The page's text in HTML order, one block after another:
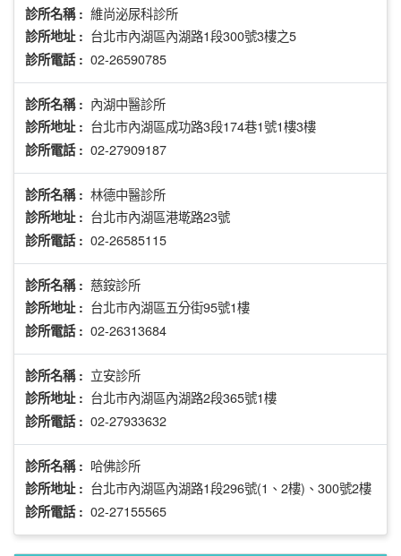
診所名稱 : 維尚泌尿科診所
診所地址 : 台北市內湖區內湖路1段300號3樓之5
診所電話 : 02-26590785
診所名稱 : 內湖中醫診所
診所地址 : 台北市內湖區成功路3段174巷1號1樓3樓
診所電話 : 02-27909187
診所名稱 : 林德中醫診所
診所地址 : 台北市內湖區港墘路23號
診所電話 : 02-26585115
診所名稱 : 慈銨診所
診所地址 : 台北市內湖區五分街95號1樓
診所電話 : 02-26313684
診所名稱 : 立安診所
診所地址 : 台北市內湖區內湖路2段365號1樓
診所電話 : 02-27933632
診所名稱 : 哈佛診所
診所地址 : 台北市內湖區內湖路1段296號(1、2樓)、300號2樓
診所電話 : 02-27155565